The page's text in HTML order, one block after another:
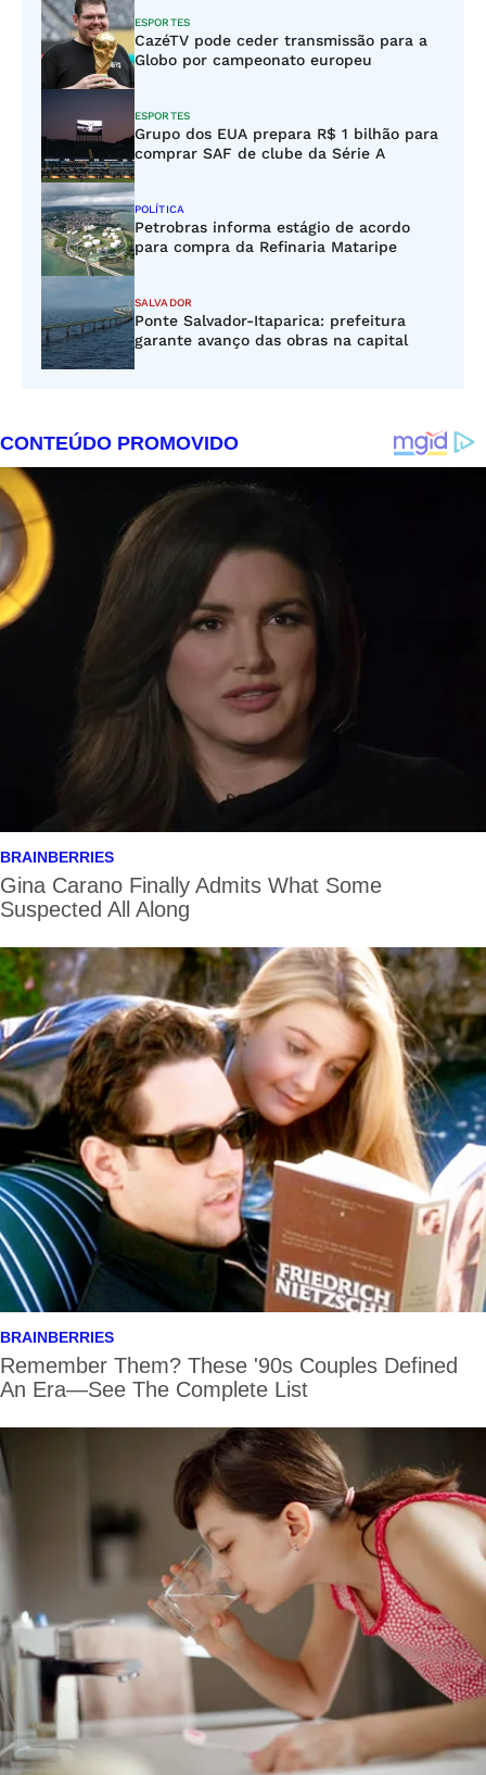
ESPORTES
CazéTV pode ceder transmissão para a
Globo por campeonato europeu
ESPORTES
Grupo dos EUA prepara R$ 1 bilhão para
comprar SAF de clube da Série A
POLÍTICA
Petrobras informa estágio de acordo
para compra da Refinaria Mataripe
SALVADOR
Ponte Salvador-Itaparica: prefeitura
garante avanço das obras na capital